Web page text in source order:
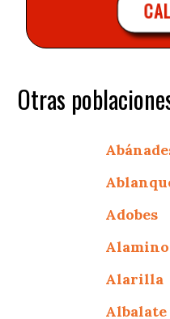
Otras
Adobes
Alarilla